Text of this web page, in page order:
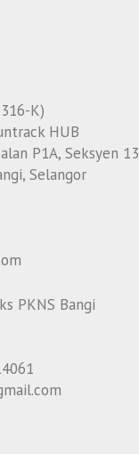
K)
HUB
P1A, Seksyen 13
Selangor
PKNS Bangi